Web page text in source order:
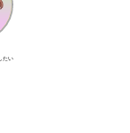
たい